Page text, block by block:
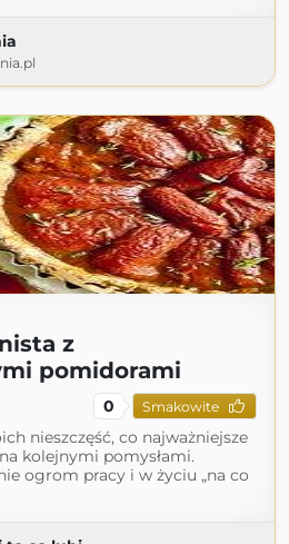
z
pomidorami
0 Smakowite
nieszczęść, co najważniejsze
kolejnymi pomysłami.
ogrom pracy i w życiu „na co